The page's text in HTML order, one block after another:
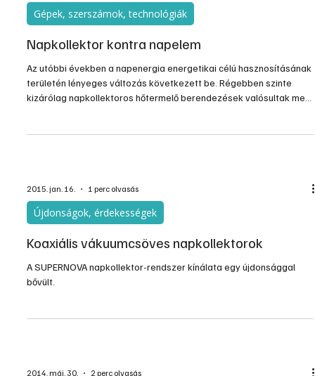
Gépek, szerszámok, technológiák
Napkollektor kontra napelem
Az utóbbi években a napenergia energetikai célú hasznosításának
területén lényeges változás következett be. Régebben szinte
kizárólag napkollektoros hőtermelő berendezések valósultak meg,
2015. jan. 16. 1 perc olvasás
Újdonságok, érdekességek
Koaxiális vákuumcsöves napkollektorok
A SUPERNOVA napkollektor-rendszer kínálata egy újdonsággal
bővült.
2014. máj. 30. 2 perc olvasás